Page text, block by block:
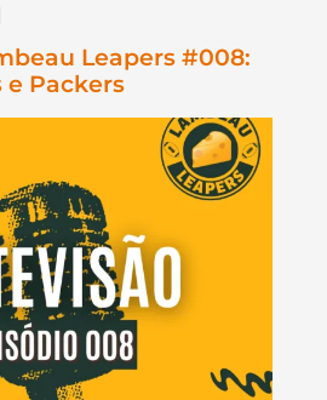
Leapers #008:
e Packers